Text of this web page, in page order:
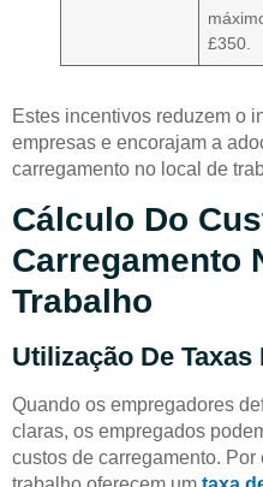
£350.
Estes incentivos reduzem o
empresas e encorajam a
carregamento no local de
Cálculo Do
Carregamento
Trabalho
Utilização De
Quando os empregadores
claras, os empregados
custos de carregamento.